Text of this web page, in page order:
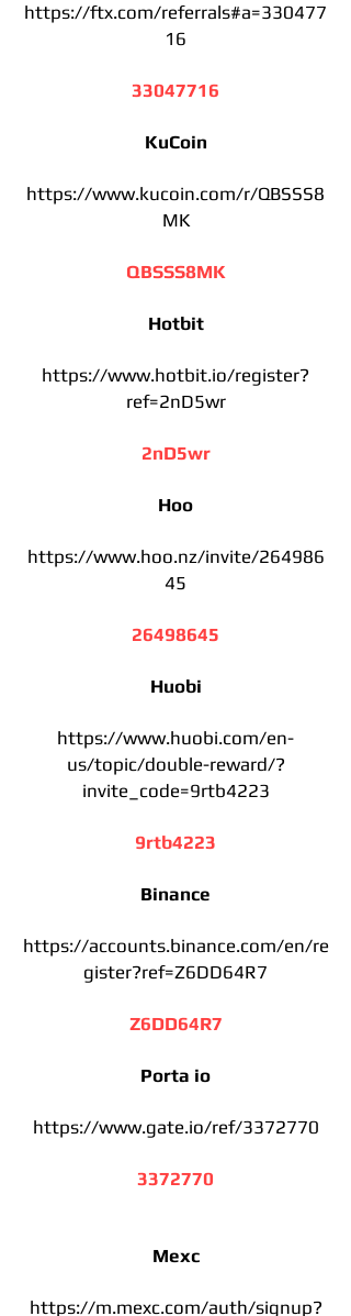
https://ftx.com/referrals#a=330477
16
33047716
KuCoin
https://www.kucoin.com/r/QBSSS8
MK
QBSSS8MK
Hotbit
https://www.hotbit.io/register?
ref=2nD5wr
2nD5wr
Hoo
https://www.hoo.nz/invite/264986
45
26498645
Huobi
https://www.huobi.com/en-
us/topic/double-reward/?
invite_code=9rtb4223
9rtb4223
Binance
https://accounts.binance.com/en/re
gister?ref=Z6DD64R7
Z6DD64R7
Porta io
https://www.gate.io/ref/3372770
3372770
Mexc
https://m.mexc.com/auth/signup?